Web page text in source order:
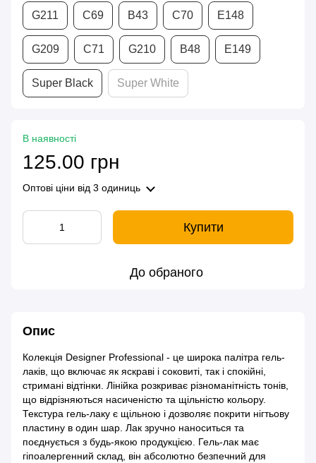
G211 С69 В43 С70 Е148
G209 С71 G210 В48 Е149
Super Black Super White
В наявності
125.00 грн
Оптові ціни від 3 одиниць
Купити
До обраного
Опис
Колекція Designer Professional - це широка палітра гель-
лаків, що включає як яскраві і соковиті, так і спокійні,
стримані відтінки. Лінійка розкриває різноманітність тонів,
що відрізняються насиченістю та щільністю кольору.
Текстура гель-лаку є щільною і дозволяє покрити нігтьову
пластину в один шар. Лак зручно наноситься та
поєднується з будь-якою продукцією. Гель-лак має
гіпоалергенний склад, він абсолютно безпечний для